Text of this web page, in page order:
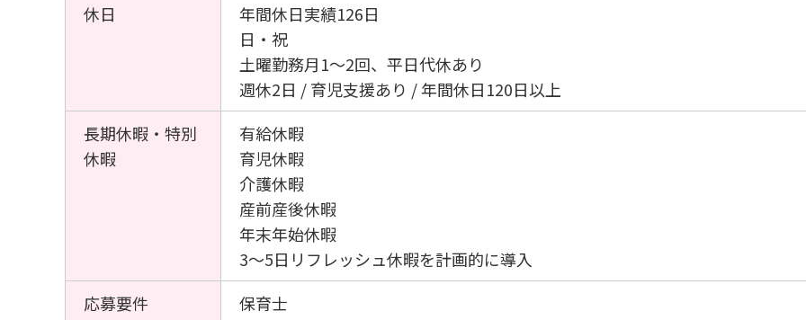
休日
年間休日実績126日
日・祝
土曜勤務月1～2回、平日代休あり
週休2日 / 育児支援あり / 年間休日120日以上
長期休暇・特別
休暇
有給休暇
育児休暇
介護休暇
産前産後休暇
年末年始休暇
3～5日リフレッシュ休暇を計画的に導入
応募要件
保育士